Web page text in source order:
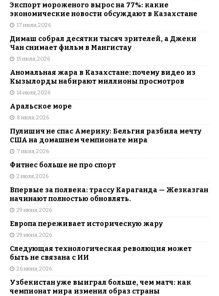
Экспорт мороженого вырос на 77%: какие
экономические новости обсуждают в Казахстане
17 июля, 2026
Димаш собрал десятки тысяч зрителей, а Джеки
Чан снимает фильм в Мангистау
15 июля, 2026
Аномальная жара в Казахстане: почему видео из
Кызылорды набирают миллионы просмотров
14 июля, 2026
Аральское море
8 июля, 2026
Пулишич не спас Америку: Бельгия разбила мечту
США на домашнем чемпионате мира
7 июля, 2026
Фитнес больше не про спорт
2 июля, 2026
Впервые за полвека: трассу Караганда — Жезказган
начинают полностью обновлять.
29 июня, 2026
Европа переживает историческую жару
29 июня, 2026
Следующая технологическая революция может
быть не связана с ИИ
26 июня, 2026
Узбекистан уже выиграл больше, чем матч: как
чемпионат мира изменил образ страны